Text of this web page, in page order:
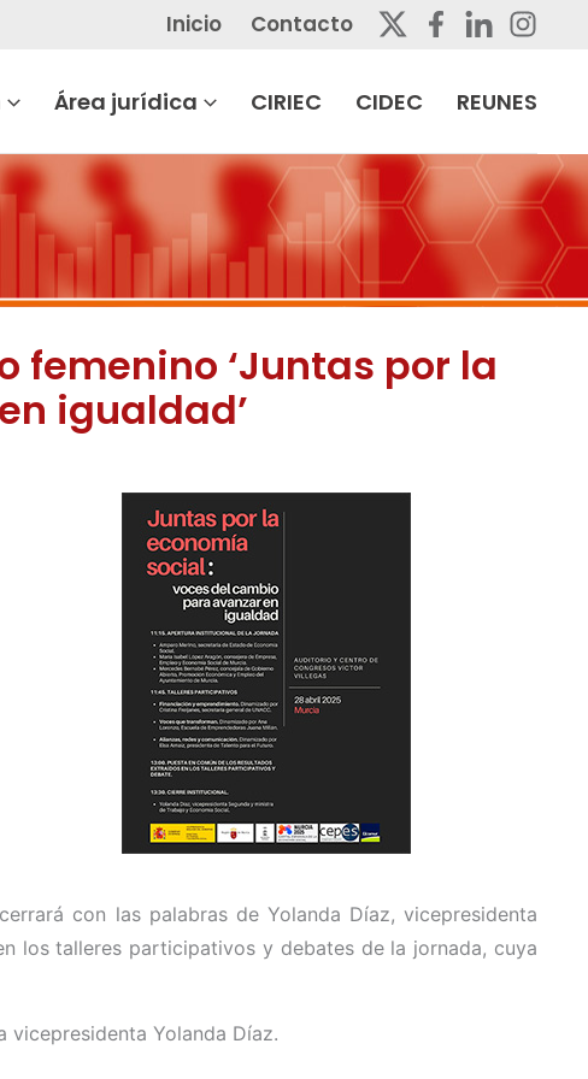
Inicio Contacto
Área jurídica CIRIEC CIDEC REUNES
femenino ‘Juntas por la
igualdad’
con las palabras de Yolanda Díaz, vicepresidenta
los talleres participativos y debates de la jornada, cuya
vicepresidenta Yolanda Díaz.